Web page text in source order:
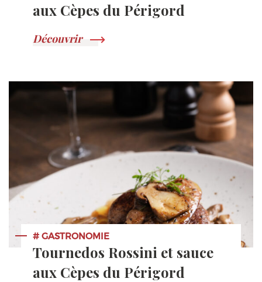
aux Cèpes du Périgord
Découvrir
# GASTRONOMIE
Tournedos Rossini et sauce
aux Cèpes du Périgord